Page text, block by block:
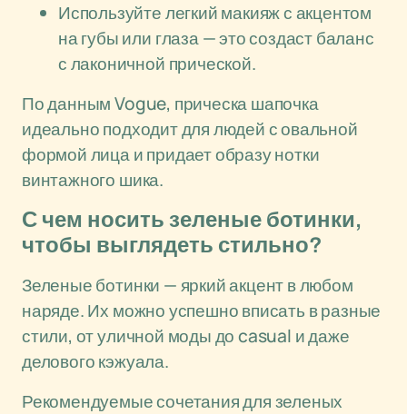
Используйте легкий макияж с акцентом
на губы или глаза — это создаст баланс
с лаконичной прической.
По данным Vogue, прическа шапочка
идеально подходит для людей с овальной
формой лица и придает образу нотки
винтажного шика.
С чем носить зеленые ботинки,
чтобы выглядеть стильно?
Зеленые ботинки — яркий акцент в любом
наряде. Их можно успешно вписать в разные
стили, от уличной моды до casual и даже
делового кэжуала.
Рекомендуемые сочетания для зеленых